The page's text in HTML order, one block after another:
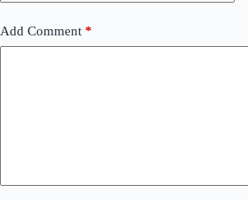
Add Comment *